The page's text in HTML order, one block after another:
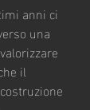
anni ci
una
il